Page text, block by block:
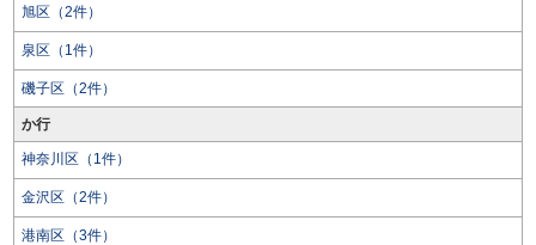
旭区（2件）
泉区（1件）
磯子区（2件）
か行
神奈川区（1件）
金沢区（2件）
港南区（3件）